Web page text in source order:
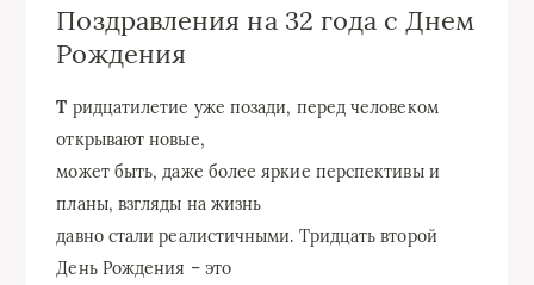
Поздравления на 32 года с Днем
Рождения
Т ридцатилетие уже позади, перед человеком
открывают новые,
может быть, даже более яркие перспективы и
планы, взгляды на жизнь
давно стали реалистичными. Тридцать второй
День Рождения – это